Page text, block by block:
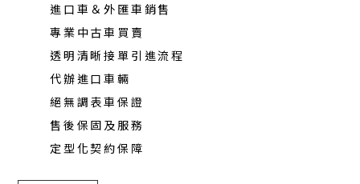
進口車＆外匯車銷售
專業中古車買賣
透明清晰接單引進流程
代辦進口車輛
絕無調表車保證
售後保固及服務
定型化契約保障